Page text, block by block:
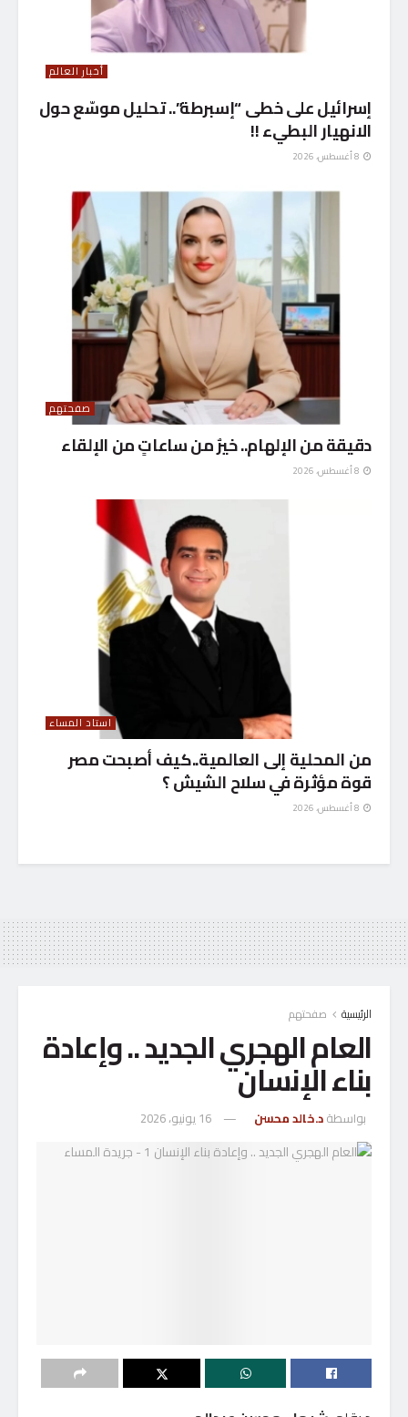
أخبار العالم
إسرائيل على خطى “إسبرطة”.. تحليل موسّع حول
الانهيار البطيء !!
صفحتهم
دقيقة من الإلهام.. خيرٌ من ساعاتٍ من الإلقاء
استاد المساء
من المحلية إلى العالمية..كيف أصبحت مصر
قوة مؤثرة في سلاح الشيش ؟
الرئيسية صفحتهم
العام الهجري الجديد .. وإعادة
بناء الإنسان
بواسطةد.خالد محسن 16 يونيو، 2026